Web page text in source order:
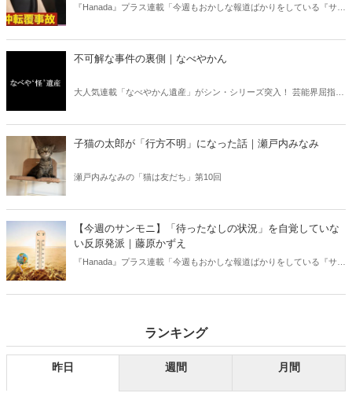
『Hanada』プラス連載「今週もおかしな報道ばかりをしている『サン
不可解な事件の裏側｜なべやかん
大人気連載「なべやかん遺産」がシン・シリーズ突入！ 芸能界屈指の
信じるか信じないかは、あなた次第！ 芸能ニュース
子猫の太郎が「行方不明」になった話｜瀬戸内みなみ
瀬戸内みなみの「猫は友だち」第10回
【今週のサンモニ】「待ったなしの状況」を自覚していな
い反原発派｜藤原かずえ
『Hanada』プラス連載「今週もおかしな報道ばかりをしている『サン
ランキング
昨日 週間 月間